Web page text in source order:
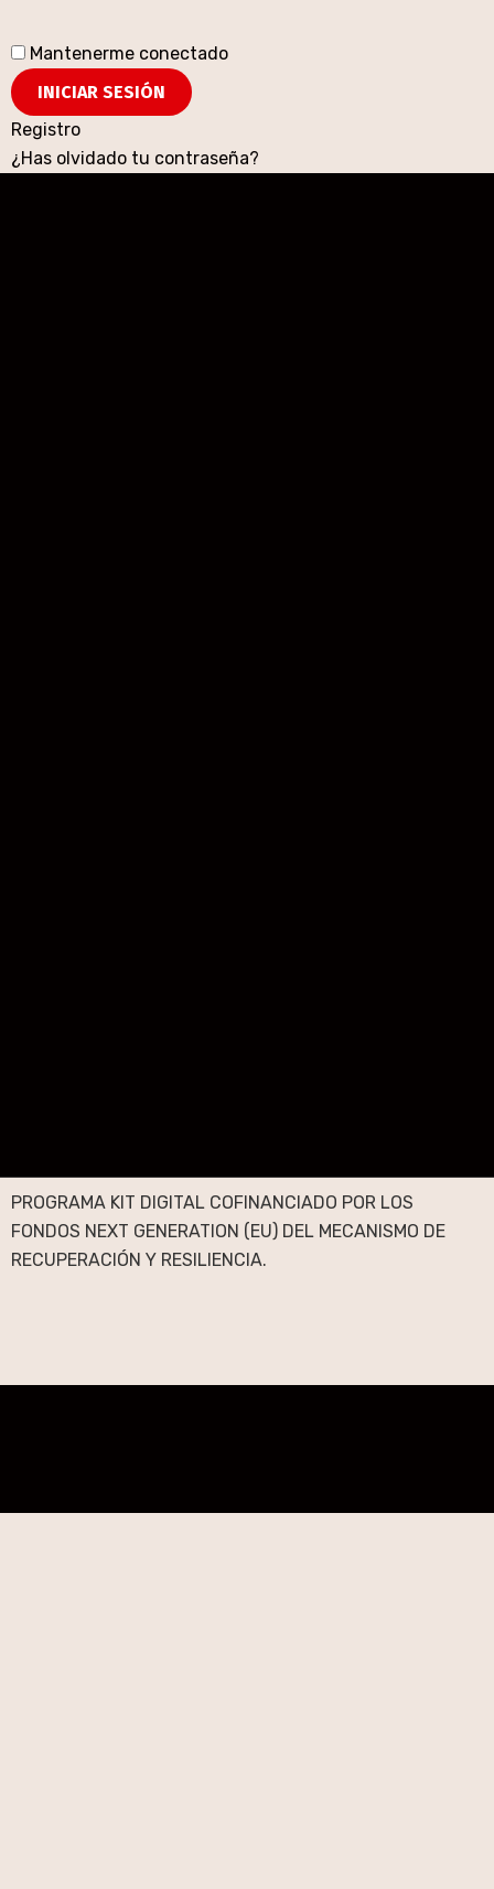
Mantenerme conectado
Registro
¿Has olvidado tu contraseña?
PROGRAMA KIT DIGITAL COFINANCIADO POR LOS
FONDOS NEXT GENERATION (EU) DEL MECANISMO DE
RECUPERACIÓN Y RESILIENCIA.